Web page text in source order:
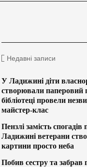
Недавні записи
У Ладижині діти
створювали паперовий
бібліотеці провели
майстер-клас
Пензлі замість спогадів
Ладижині ветерани
картини просто неба
Побив сестру та забрав